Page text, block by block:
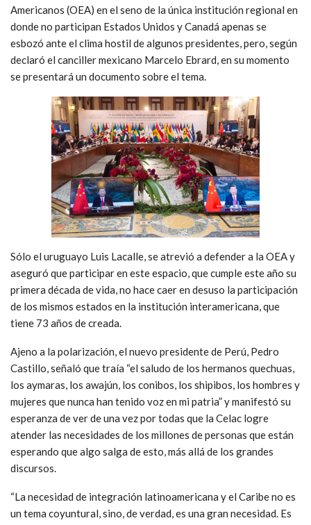
Americanos (OEA) en el seno de la única institución regional en
donde no participan Estados Unidos y Canadá apenas se
esbozó ante el clima hostil de algunos presidentes, pero, según
declaró el canciller mexicano Marcelo Ebrard, en su momento
se presentará un documento sobre el tema.
Sólo el uruguayo Luis Lacalle, se atrevió a defender a la OEA y
aseguró que participar en este espacio, que cumple este año su
primera década de vida, no hace caer en desuso la participación
de los mismos estados en la institución interamericana, que
tiene 73 años de creada.
Ajeno a la polarización, el nuevo presidente de Perú, Pedro
Castillo, señaló que traía “el saludo de los hermanos quechuas,
los aymaras, los awajún, los conibos, los shipibos, los hombres y
mujeres que nunca han tenido voz en mi patria” y manifestó su
esperanza de ver de una vez por todas que la Celac logre
atender las necesidades de los millones de personas que están
esperando que algo salga de esto, más allá de los grandes
discursos.
“La necesidad de integración latinoamericana y el Caribe no es
un tema coyuntural, sino, de verdad, es una gran necesidad. Es